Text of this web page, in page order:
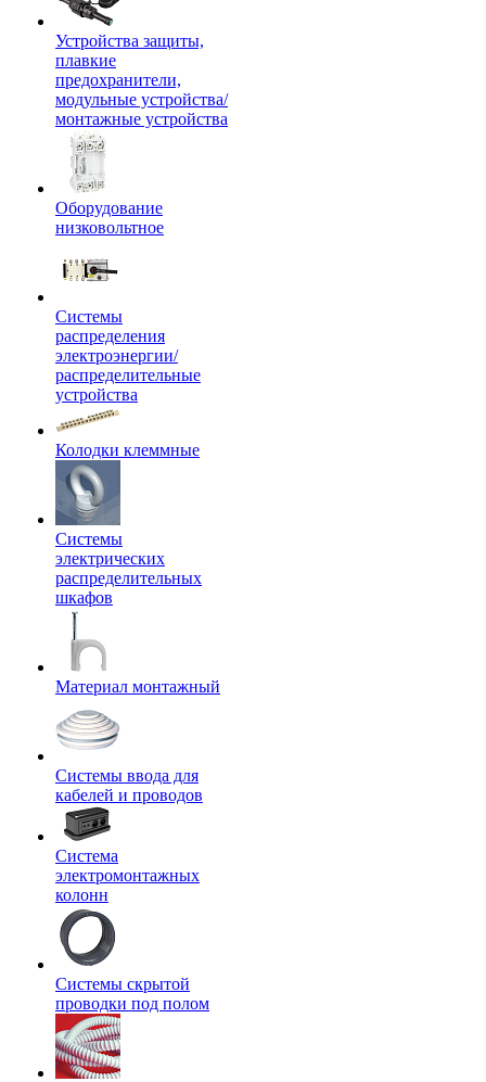
Устройства защиты,
плавкие
предохранители,
модульные устройства/
монтажные устройства
Оборудование
низковольтное
Системы
распределения
электроэнергии/
распределительные
устройства
Колодки клеммные
Системы
электрических
распределительных
шкафов
Материал монтажный
Системы ввода для
кабелей и проводов
Система
электромонтажных
колонн
Системы скрытой
проводки под полом